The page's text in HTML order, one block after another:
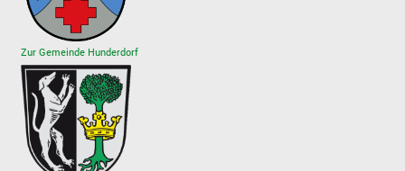
Zur Gemeinde Hunderdorf